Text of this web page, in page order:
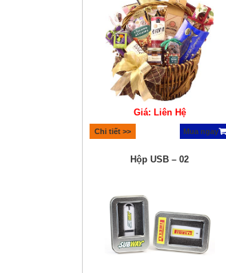
Giá: Liên Hệ
Chi tiết >> Mua ngay
Hộp USB – 02
Giá: Liên Hệ
Chi tiết >> Mua ngay